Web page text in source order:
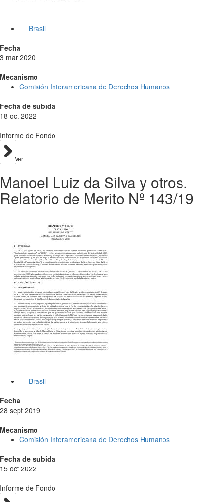
Brasil
Fecha
3 mar 2020
Mecanismo
Comisión Interamericana de Derechos Humanos
Fecha de subida
18 oct 2022
Informe de Fondo
Ver
Manoel Luiz da Silva y otros.
Relatorio de Merito Nº 143/19
Brasil
Fecha
28 sept 2019
Mecanismo
Comisión Interamericana de Derechos Humanos
Fecha de subida
15 oct 2022
Informe de Fondo